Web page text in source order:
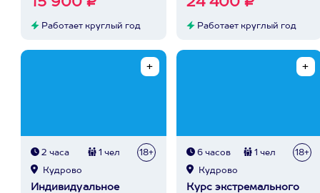
15 900 ₽
Работает круглый год
24 400 ₽
Работает круглый год
2 часа 1 чел 18+
Кудрово
Индивидуальное
6 часов 1 чел 18+
Кудрово
Курс экстремального